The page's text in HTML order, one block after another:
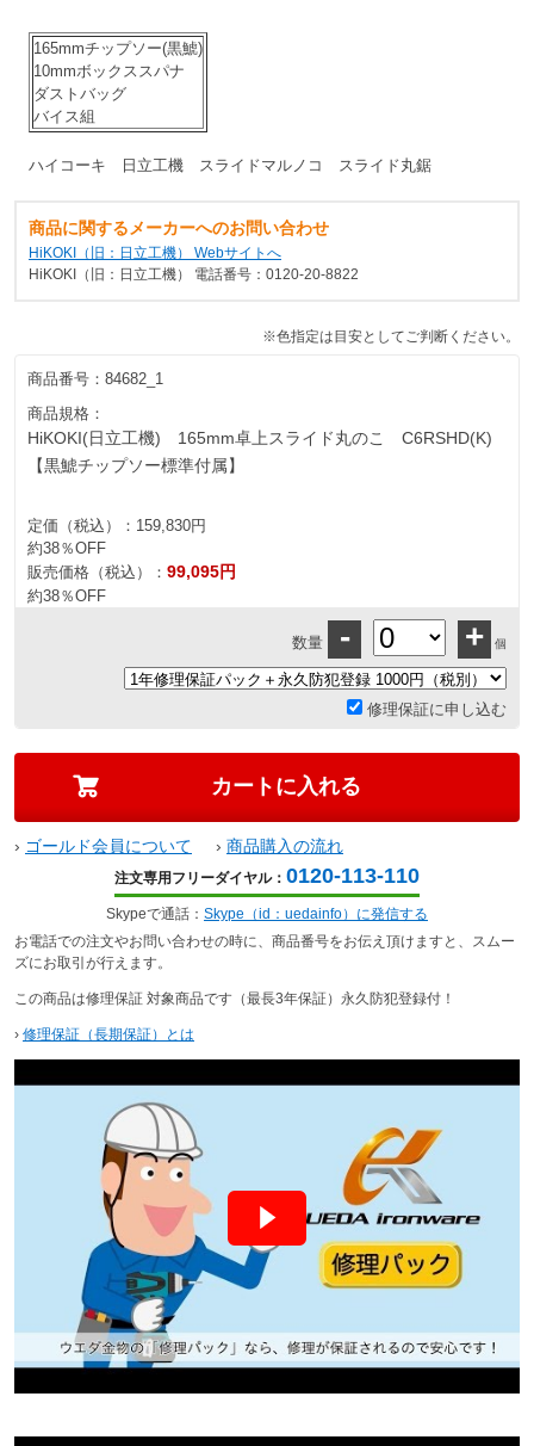
165mmチップソー(黒鯱)
10mmボックススパナ
ダストバッグ
バイス組
ハイコーキ 日立工機 スライドマルノコ スライド丸鋸
商品に関するメーカーへのお問い合わせ
HiKOKI（旧：日立工機） Webサイトへ
HiKOKI（旧：日立工機） 電話番号：0120-20-8822
※色指定は目安としてご判断ください。
商品番号： 84682_1
商品規格：
HiKOKI(日立工機) 165mm卓上スライド丸のこ C6RSHD(K)
【黒鯱チップソー標準付属】
定価（税込）： 159,830円
約38％OFF
販売価格（税込）： 99,095円
約38％OFF
数量 - + 個
修理保証に申し込む
› ゴールド会員について › 商品購入の流れ
注文専用フリーダイヤル： 0120-113-110
Skypeで通話： Skype（id：uedainfo）に発信する
お電話での注文やお問い合わせの時に、商品番号をお伝え頂けますと、スムー
ズにお取引が行えます。
この商品は修理保証 対象商品です（最長3年保証）永久防犯登録付！
› 修理保証（長期保証）とは